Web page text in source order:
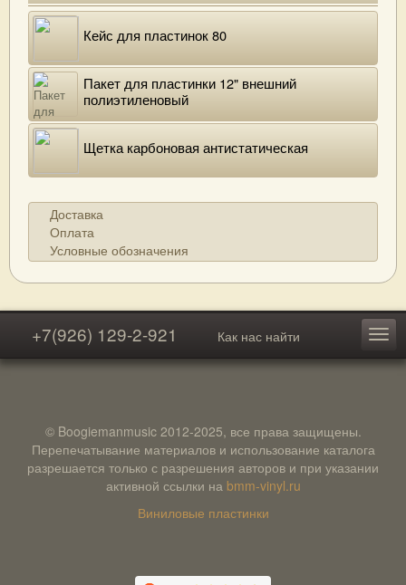
Кейс для пластинок 80
Пакет для пластинки 12" внешний
полиэтиленовый
Щетка карбоновая антистатическая
Доставка
Оплата
Условные обозначения
+7(926) 129-2-921 Как нас найти
© Boogiemanmusic 2012-2025, все права защищены.
Перепечатывание материалов и использование каталога
разрешается только с разрешения авторов и при указании
активной ссылки на bmm-vinyl.ru
Виниловые пластинки